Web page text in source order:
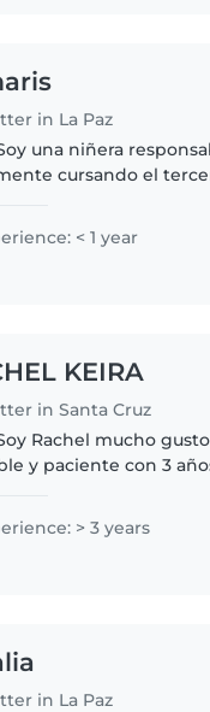
in La Paz
una niñera
cursando el
desde niños..
< 1 year
KEIRA
in Santa Cruz
Rachel mucho
y paciente con 3
enseñar..
> 3 years
in La Paz